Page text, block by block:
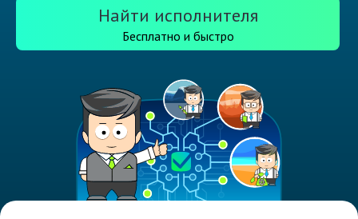
Найти исполнителя
Бесплатно и быстро